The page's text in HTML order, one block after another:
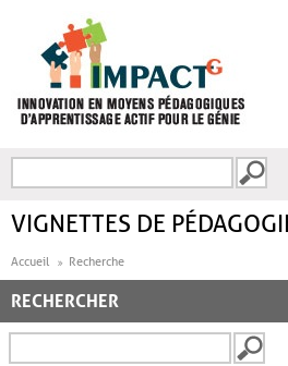
FORMULAIRE DE
VIGNETTES DE
Accueil Recherche
RECHERCHER